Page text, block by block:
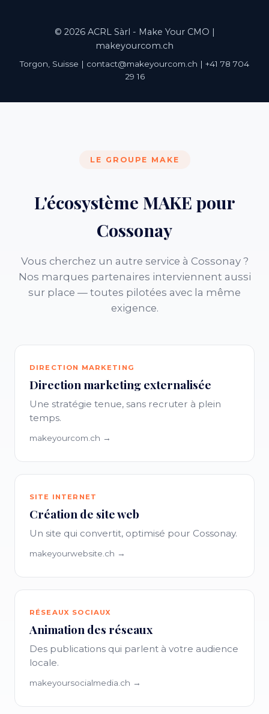
© 2026 ACRL Sàrl - Make Your CMO |
makeyourcom.ch
Torgon, Suisse | contact@makeyourcom.ch | +41 78 704
29 16
LE GROUPE MAKE
L'écosystème MAKE pour
Cossonay
Vous cherchez un autre service à Cossonay ?
Nos marques partenaires interviennent aussi
sur place — toutes pilotées avec la même
exigence.
DIRECTION MARKETING
Direction marketing externalisée
Une stratégie tenue, sans recruter à plein
temps.
makeyourcom.ch →
SITE INTERNET
Création de site web
Un site qui convertit, optimisé pour Cossonay.
makeyourwebsite.ch →
RÉSEAUX SOCIAUX
Animation des réseaux
Des publications qui parlent à votre audience
locale.
makeyoursocialmedia.ch →